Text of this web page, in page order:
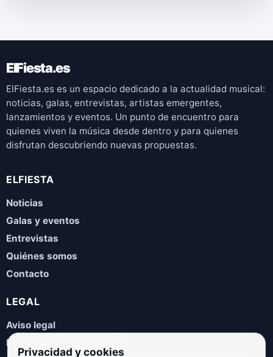
ElFiesta.es
ElFiesta.es es un espacio dedicado a la actualidad musical:
noticias, galas, entrevistas, artistas emergentes,
lanzamientos y eventos. Un punto de encuentro para
quienes viven la música desde dentro y para quienes
disfrutan descubriendo nuevas propuestas.
ELFIESTA
Noticias
Galas y eventos
Entrevistas
Quiénes somos
Contacto
LEGAL
Aviso legal
Política de privacidad
Privacidad y cookies